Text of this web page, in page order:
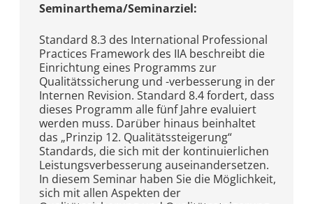
Seminarthema/Seminarziel:
Standard 8.3 des International Professional
Practices Framework des IIA beschreibt die
Einrichtung eines Programms zur
Qualitätssicherung und -verbesserung in der
Internen Revision. Standard 8.4 fordert, dass
dieses Programm alle fünf Jahre evaluiert
werden muss. Darüber hinaus beinhaltet
das „Prinzip 12. Qualitätssteigerung“
Standards, die sich mit der kontinuierlichen
Leistungsverbesserung auseinandersetzen.
In diesem Seminar haben Sie die Möglichkeit,
sich mit allen Aspekten der